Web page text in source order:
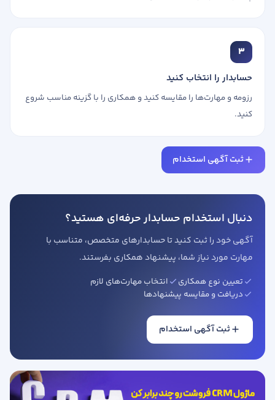
3
حسابدار را انتخاب کنید
رزومه و مهارت‌ها را مقایسه کنید و همکاری را با گزینه مناسب شروع
کنید.
ثبت آگهی استخدام
دنبال استخدام حسابدار حرفه‌ای هستید؟
آگهی خود را ثبت کنید تا حسابدارهای متخصص، متناسب با
مهارت مورد نیاز شما، پیشنهاد همکاری بفرستند.
تعیین نوع همکاری
انتخاب مهارت‌های لازم
دریافت و مقایسه پیشنهادها
ثبت آگهی استخدام